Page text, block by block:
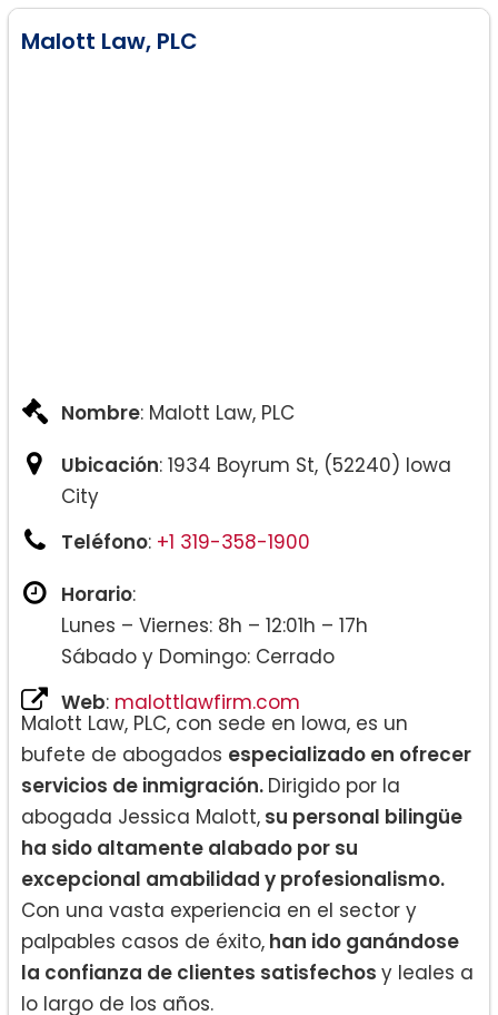
Malott Law, PLC
Nombre: Malott Law, PLC
Ubicación: 1934 Boyrum St, (52240) Iowa
City
Teléfono: +1 319-358-1900
Horario:
Lunes – Viernes: 8h – 12:01h – 17h
Sábado y Domingo: Cerrado
Web: malottlawfirm.com
Malott Law, PLC, con sede en Iowa, es un
bufete de abogados especializado en ofrecer
servicios de inmigración. Dirigido por la
abogada Jessica Malott, su personal bilingüe
ha sido altamente alabado por su
excepcional amabilidad y profesionalismo.
Con una vasta experiencia en el sector y
palpables casos de éxito, han ido ganándose
la confianza de clientes satisfechos y leales a
lo largo de los años.